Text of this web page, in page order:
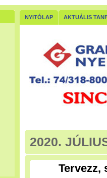
NYITÓLAP AKTUÁLIS
2020.
Tervezz,